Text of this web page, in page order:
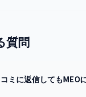
質問
ミに返信してもMEO